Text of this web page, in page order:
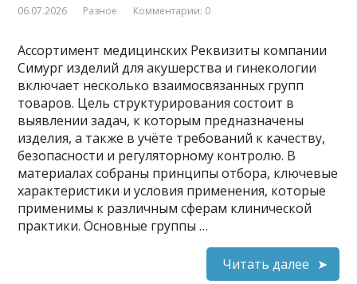
06.07.2026 Разное Комментарии: 0
Ассортимент медицинских Реквизиты компании
Симург изделий для акушерства и гинекологии
включает несколько взаимосвязанных групп
товаров. Цель структурирования состоит в
выявлении задач, к которым предназначены
изделия, а также в учёте требований к качеству,
безопасности и регуляторному контролю. В
материалах собраны принципы отбора, ключевые
характеристики и условия применения, которые
применимы к различным сферам клинической
практики. Основные группы …
Читать далее